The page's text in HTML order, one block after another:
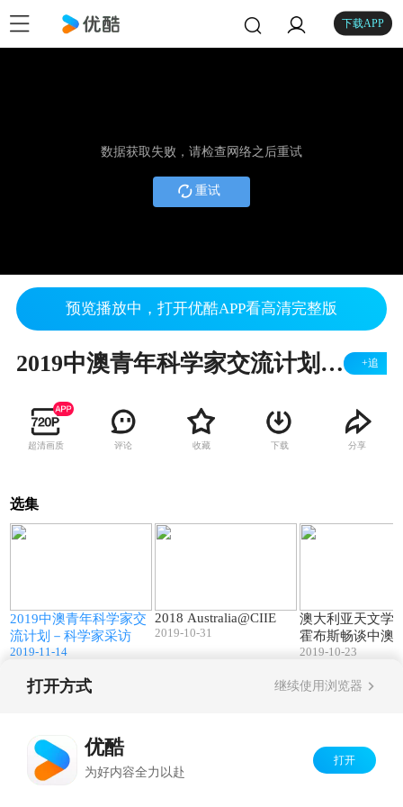
下载APP
数据获取失败，请检查网络之后重试
重试
预览播放中，打开优酷APP看高清完整版
2019中澳青年科学家交流计划－科学家采访 +追
超清画质 评论 收藏 下载 分享
选集
2019中澳青年科学家交
流计划－科学家采访
2019-11-14
2018 Australia@CIIE
2019-10-31
澳大利亚天文学
霍布斯畅谈中澳
作
2019-10-23
打开方式 继续使用浏览器
优酷
为好内容全力以赴
打开